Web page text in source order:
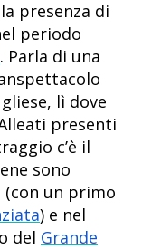
presenza di
periodo
. Parla di una
lì dove
presenti
c’è il
sono
un primo
) e nel
del Grande